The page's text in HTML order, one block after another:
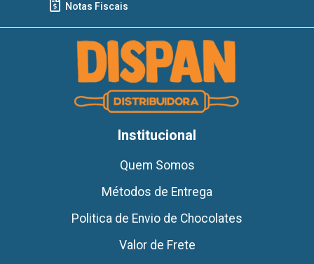
Notas Fiscais
Institucional
Quem Somos
Métodos de Entrega
Politica de Envio de Chocolates
Valor de Frete